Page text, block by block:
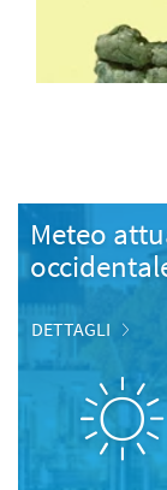
Meteo
DETTAGLI